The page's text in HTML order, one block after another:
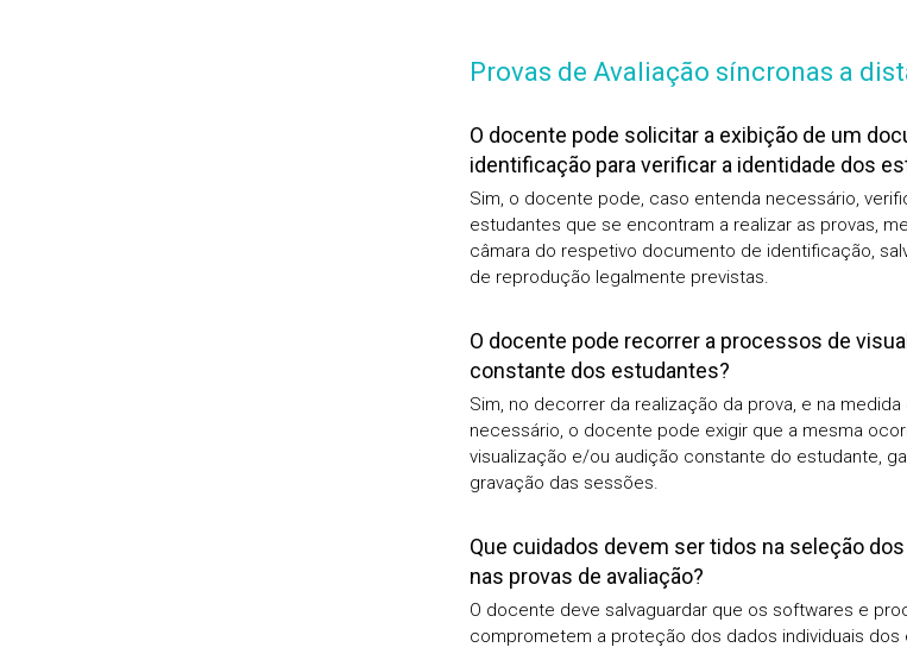
Provas de Avaliação síncronas a
O docente pode solicitar a exibição de um
identificação para verificar a identidade dos
Sim, o docente pode, caso entenda necessário,
estudantes que se encontram a realizar as provas,
câmara do respetivo documento de identificação,
de reprodução legalmente previstas.
O docente pode recorrer a processos de
constante dos estudantes?
Sim, no decorrer da realização da prova, e na
necessário, o docente pode exigir que a mesma
visualização e/ou audição constante do estudante,
gravação das sessões.
Que cuidados devem ser tidos na seleção
nas provas de avaliação?
O docente deve salvaguardar que os softwares e
comprometem a proteção dos dados individuais dos